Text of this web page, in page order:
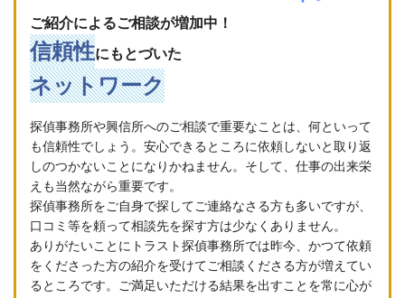
ご紹介によるご相談が増加中！
信頼性にもとづいた
ネットワーク
探偵事務所や興信所へのご相談で重要なことは、何といって
も信頼性でしょう。安心できるところに依頼しないと取り返
しのつかないことになりかねません。そして、仕事の出来栄
えも当然ながら重要です。
探偵事務所をご自身で探してご連絡なさる方も多いですが、
口コミ等を頼って相談先を探す方は少なくありません。
ありがたいことにトラスト探偵事務所では昨今、かつて依頼
をくださった方の紹介を受けてご相談くださる方が増えてい
るところです。ご満足いただける結果を出すことを常に心が